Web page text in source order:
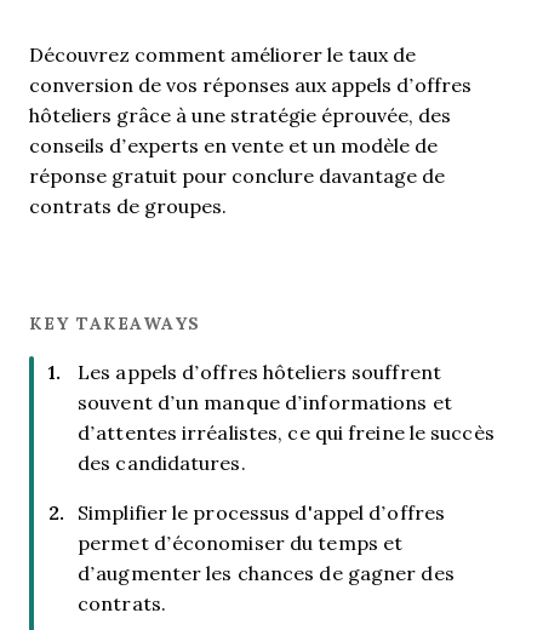
Découvrez comment améliorer le taux de
conversion de vos réponses aux appels d’offres
hôteliers grâce à une stratégie éprouvée, des
conseils d’experts en vente et un modèle de
réponse gratuit pour conclure davantage de
contrats de groupes.
KEY TAKEAWAYS
Les appels d’offres hôteliers souffrent
souvent d’un manque d’informations et
d’attentes irréalistes, ce qui freine le succès
des candidatures.
Simplifier le processus d'appel d’offres
permet d’économiser du temps et
d’augmenter les chances de gagner des
contrats.